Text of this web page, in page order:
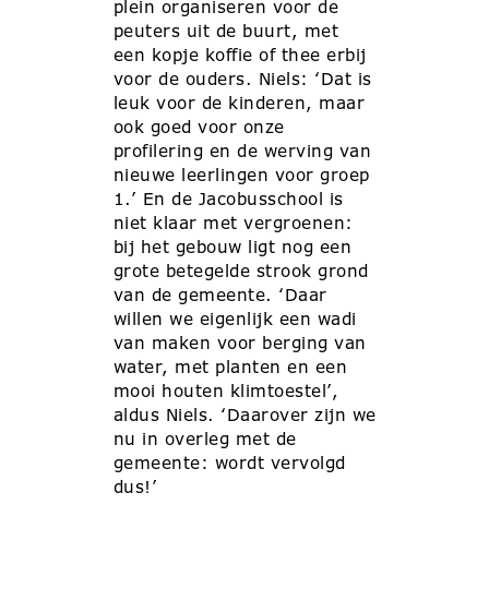
plein organiseren voor de
peuters uit de buurt, met
een kopje koffie of thee erbij
voor de ouders. Niels: ‘Dat is
leuk voor de kinderen, maar
ook goed voor onze
profilering en de werving van
nieuwe leerlingen voor groep
1.’ En de Jacobusschool is
niet klaar met vergroenen:
bij het gebouw ligt nog een
grote betegelde strook grond
van de gemeente. ‘Daar
willen we eigenlijk een wadi
van maken voor berging van
water, met planten en een
mooi houten klimtoestel’,
aldus Niels. ‘Daarover zijn we
nu in overleg met de
gemeente: wordt vervolgd
dus!’